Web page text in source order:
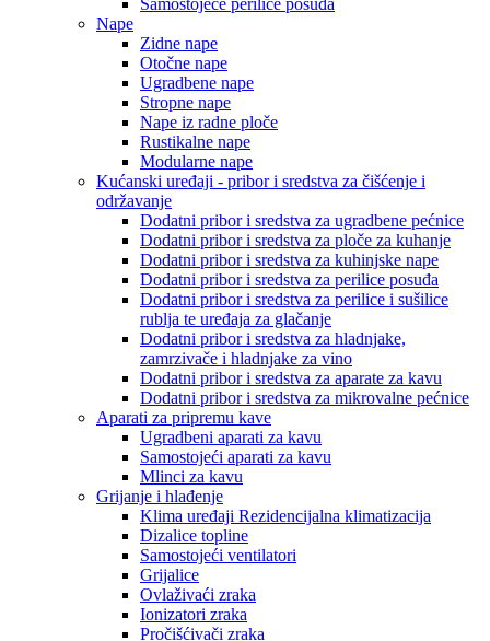
Samostojeće perilice posuđa
Nape
Zidne nape
Otočne nape
Ugradbene nape
Stropne nape
Nape iz radne ploče
Rustikalne nape
Modularne nape
Kućanski uređaji - pribor i sredstva za čišćenje i
održavanje
Dodatni pribor i sredstva za ugradbene pećnice
Dodatni pribor i sredstva za ploče za kuhanje
Dodatni pribor i sredstva za kuhinjske nape
Dodatni pribor i sredstva za perilice posuđa
Dodatni pribor i sredstva za perilice i sušilice
rublja te uređaja za glačanje
Dodatni pribor i sredstva za hladnjake,
zamrzivače i hladnjake za vino
Dodatni pribor i sredstva za aparate za kavu
Dodatni pribor i sredstva za mikrovalne pećnice
Aparati za pripremu kave
Ugradbeni aparati za kavu
Samostojeći aparati za kavu
Mlinci za kavu
Grijanje i hlađenje
Klima uređaji Rezidencijalna klimatizacija
Dizalice topline
Samostojeći ventilatori
Grijalice
Ovlaživaći zraka
Ionizatori zraka
Pročišćivači zraka